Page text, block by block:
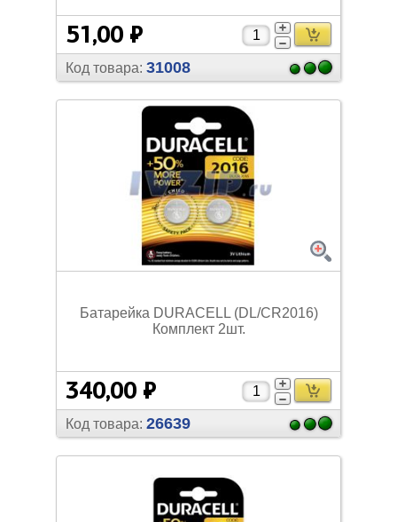
51,00 ₽
Код товара: 31008
Батарейка DURACELL (DL/CR2016)
Комплект 2шт.
340,00 ₽
Код товара: 26639